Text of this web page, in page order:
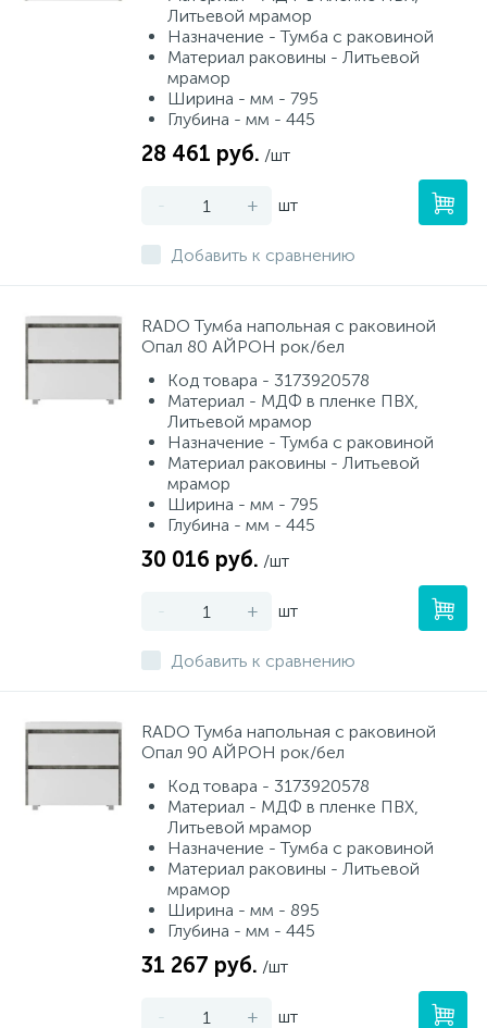
Литьевой мрамор
Назначение - Тумба с раковиной
Материал раковины - Литьевой
мрамор
Ширина - мм - 795
Глубина - мм - 445
28 461 руб. /шт
- + шт
Добавить к сравнению
RADO Тумба напольная с раковиной
Опал 80 АЙРОН рок/бел
Код товара - 3173920578
Материал - МДФ в пленке ПВХ,
Литьевой мрамор
Назначение - Тумба с раковиной
Материал раковины - Литьевой
мрамор
Ширина - мм - 795
Глубина - мм - 445
30 016 руб. /шт
- + шт
Добавить к сравнению
RADO Тумба напольная с раковиной
Опал 90 АЙРОН рок/бел
Код товара - 3173920578
Материал - МДФ в пленке ПВХ,
Литьевой мрамор
Назначение - Тумба с раковиной
Материал раковины - Литьевой
мрамор
Ширина - мм - 895
Глубина - мм - 445
31 267 руб. /шт
- + шт